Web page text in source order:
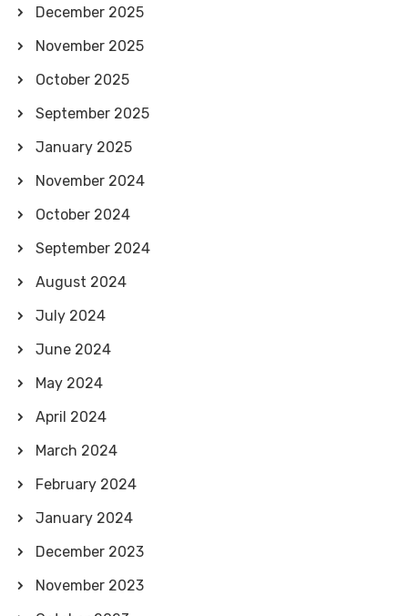
December 2025
November 2025
October 2025
September 2025
January 2025
November 2024
October 2024
September 2024
August 2024
July 2024
June 2024
May 2024
April 2024
March 2024
February 2024
January 2024
December 2023
November 2023